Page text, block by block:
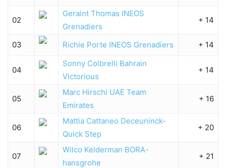
02
Geraint Thomas INEOS
Grenadiers
+ 14
03 Richie Porte INEOS Grenadiers + 14
04
Sonny Colbrelli Bahrain
Victorious
+ 14
05
Marc Hirschi UAE Team
Emirates
+ 16
06
Mattia Cattaneo Deceuninck-
Quick Step
+ 20
07
Wilco Kelderman BORA-
hansgrohe
+ 21